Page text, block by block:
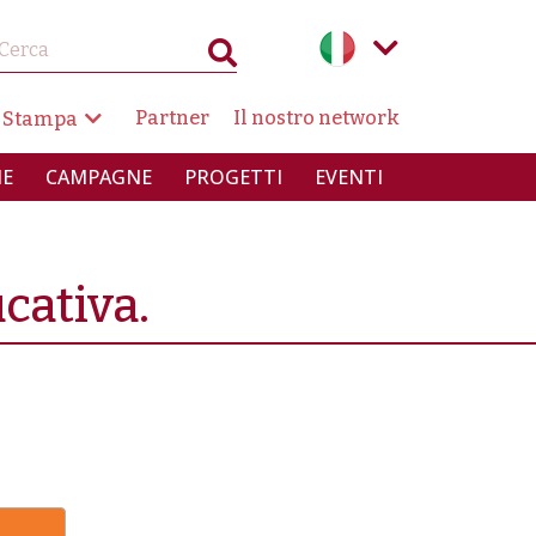
SECONDARIA
Partner Il nostro network
CAMPAGNE PROGETTI EVENTI